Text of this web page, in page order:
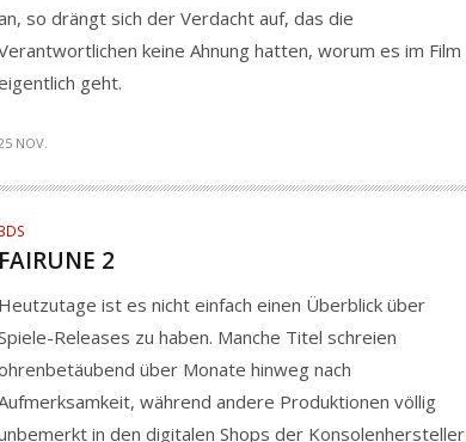
so drängt sich der Verdacht auf, das die
keine Ahnung hatten, worum es im Film
geht.
NOV.
2
ist es nicht einfach einen Überblick über
Releases zu haben. Manche Titel schreien
über Monate hinweg nach
während andere Produktionen völlig
in den digitalen Shops der Konsolenhersteller